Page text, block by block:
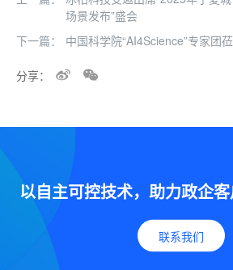
场景发布”盛会
下一篇：
中国科学院“AI4Science”专家团
分享：
以自主可控技术，助力政企
联系我们